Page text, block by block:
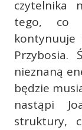
czytelnika
tego, co
kontynuuje
Przybosia.
nieznaną
będzie
nastąpi
struktury,